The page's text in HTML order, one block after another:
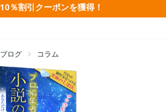
％割引クーポンを獲得！
ブログ コラム